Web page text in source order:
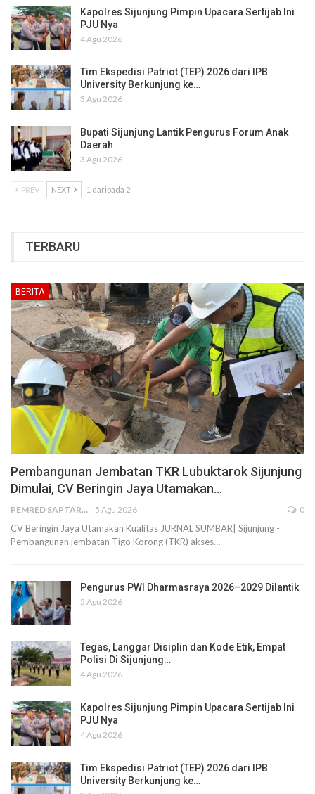
Kapolres Sijunjung Pimpin Upacara Sertijab Ini
PJU Nya
4 Agu 2026
Tim Ekspedisi Patriot (TEP) 2026 dari IPB
University Berkunjung ke…
3 Agu 2026
Bupati Sijunjung Lantik Pengurus Forum Anak
Daerah
3 Agu 2026
PREV NEXT 1 daripada 2
TERBARU
BERITA
Pembangunan Jembatan TKR Lubuktarok Sijunjung
Dimulai, CV Beringin Jaya Utamakan…
PEMRED SAPTARIUS 5 Agu 2026 0
CV Beringin Jaya Utamakan Kualitas JURNAL SUMBAR| Sijunjung -
Pembangunan jembatan Tigo Korong (TKR) akses…
Pengurus PWI Dharmasraya 2026–2029 Dilantik
5 Agu 2026
Tegas, Langgar Disiplin dan Kode Etik, Empat
Polisi Di Sijunjung…
4 Agu 2026
Kapolres Sijunjung Pimpin Upacara Sertijab Ini
PJU Nya
4 Agu 2026
Tim Ekspedisi Patriot (TEP) 2026 dari IPB
University Berkunjung ke…